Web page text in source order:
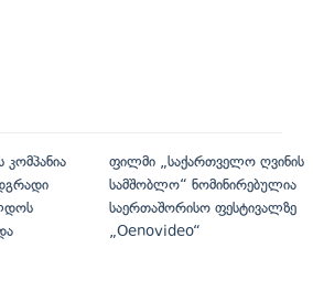
ფილმი „საქართველო ღვინის
სამშობლო“ ნომინირებულია
საერთაშორისო ფესტივალზე
„Oenovideo“